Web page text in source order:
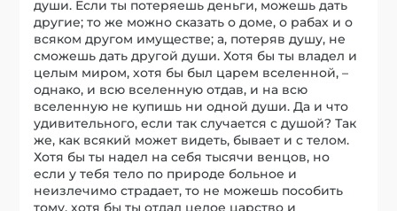
души. Если ты потеряешь деньги, можешь дать
другие; то же можно сказать о доме, о рабах и о
всяком другом имуществе; а, потеряв душу, не
сможешь дать другой души. Хотя бы ты владел и
целым миром, хотя бы был царем вселенной, –
однако, и всю вселенную отдав, и на всю
вселенную не купишь ни одной души. Да и что
удивительного, если так случается с душой? Так
же, как всякий может видеть, бывает и с телом.
Хотя бы ты надел на себя тысячи венцов, но
если у тебя тело по природе больное и
неизлечимо страдает, то не можешь пособить
тому, хотя бы ты отдал целое царство и